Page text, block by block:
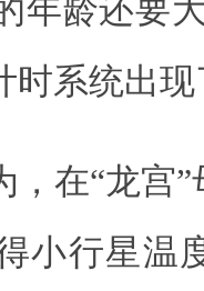
年龄还要
时系统出现
，在“龙宫
小行星温